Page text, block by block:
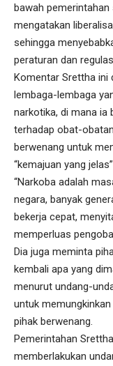
bawah
mengatakan
sehingga
peraturan dan
Komentar Srettha ini
lembaga-lembaga
narkotika, di mana ia
terhadap obat-
berwenang untuk
“kemajuan yang
“Narkoba adalah
negara, banyak
bekerja cepat,
memperluas
Dia juga meminta
kembali apa yang
menurut undang-
untuk
pihak berwenang.
Pemerintahan
memberlakukan